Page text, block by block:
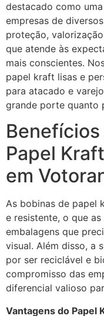
destacado como
empresas de
proteção,
que atende às
mais conscientes.
papel kraft lisas e
para atacado e
grande porte quanto
Papel
em
As bobinas de papel
e resistente, o que
embalagens que
visual. Além disso, a
por ser reciclável e
compromisso das
diferencial valioso
Vantagens do Papel